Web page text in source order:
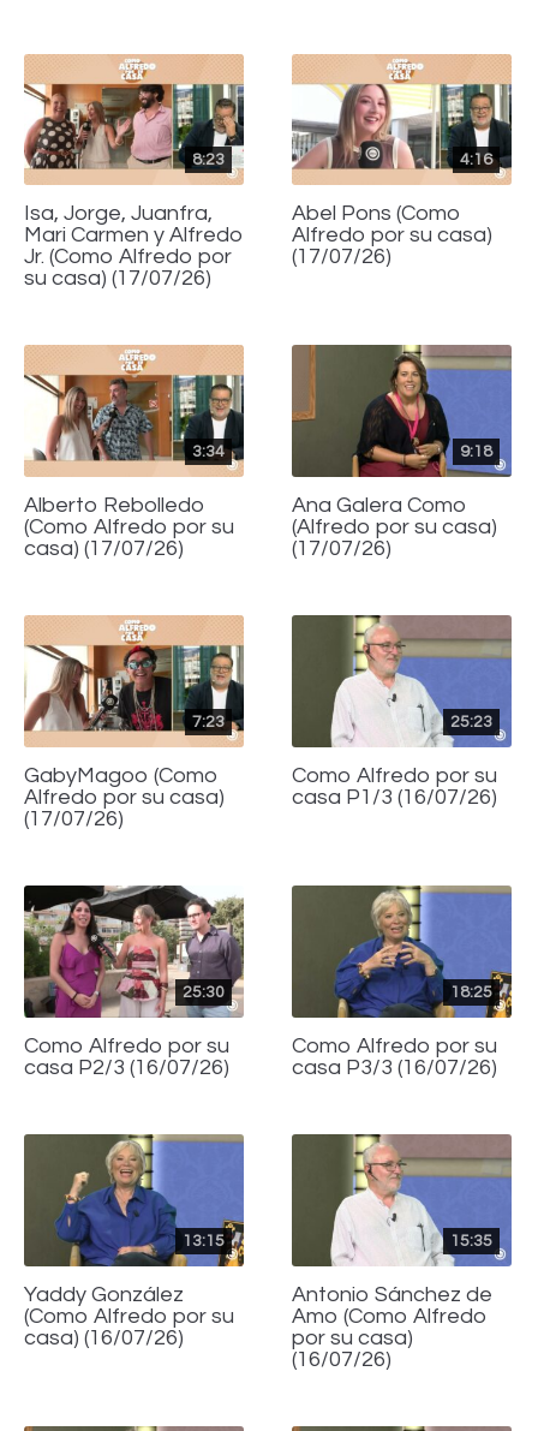
8:23
Isa, Jorge, Juanfra,
Mari Carmen y Alfredo
Jr. (Como Alfredo por
su casa) (17/07/26)
4:16
Abel Pons (Como
Alfredo por su casa)
(17/07/26)
3:34
Alberto Rebolledo
(Como Alfredo por su
casa) (17/07/26)
9:18
Ana Galera Como
(Alfredo por su casa)
(17/07/26)
7:23
GabyMagoo (Como
Alfredo por su casa)
(17/07/26)
25:23
Como Alfredo por su
casa P1/3 (16/07/26)
25:30
Como Alfredo por su
casa P2/3 (16/07/26)
18:25
Como Alfredo por su
casa P3/3 (16/07/26)
13:15
Yaddy González
(Como Alfredo por su
casa) (16/07/26)
15:35
Antonio Sánchez de
Amo (Como Alfredo
por su casa)
(16/07/26)